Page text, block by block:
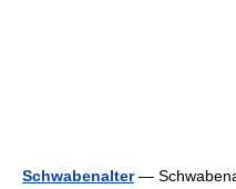
Schwabenalter—